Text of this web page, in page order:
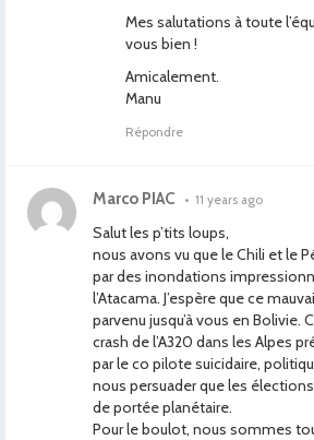
Mes salutations à toute
vous bien !
Amicalement.
Manu
Répondre
Marco PIAC • 11 years ago
Salut les p’tits loups,
nous avons vu que le Chili et le
par des inondations
l’Atacama. J’espère que ce
parvenu jusqu’à vous en Bolivie.
crash de l’A320 dans les Alpes
par le co pilote suicidaire,
nous persuader que les
de portée planétaire.
Pour le boulot, nous sommes